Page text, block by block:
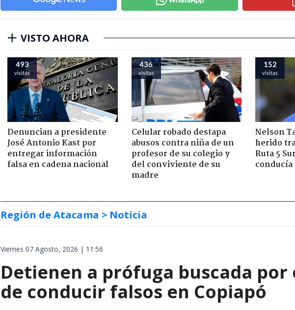
VISTO AHORA
493
visitas
Denuncian a presidente
José Antonio Kast por
entregar información
falsa en cadena nacional
436
visitas
Celular robado destapa
abusos contra niña de un
profesor de su colegio y
del conviviente de su
madre
152
visitas
Nelson
herido
Ruta 5
Región de Atacama > Noticia
Viernes 07 Agosto, 2026 | 11:56
Detienen a prófuga buscada
de conducir falsos en Copiapó